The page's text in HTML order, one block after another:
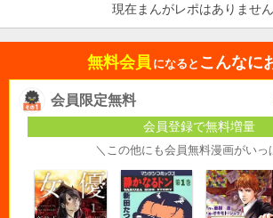
現在まんがレポはありません
無料会員 になると こんなに
会員限定無料
会員登録で無料増量
＼この他にも会員無料漫画がいっ